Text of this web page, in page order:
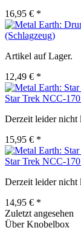
16,95 € *
(Schlagzeug)
Artikel auf Lager.
12,49 € *
Star Trek NCC-
Derzeit leider nicht
15,95 € *
Star Trek NCC-
Derzeit leider nicht
14,95 € *
Zuletzt angesehen
Über Knobelbox